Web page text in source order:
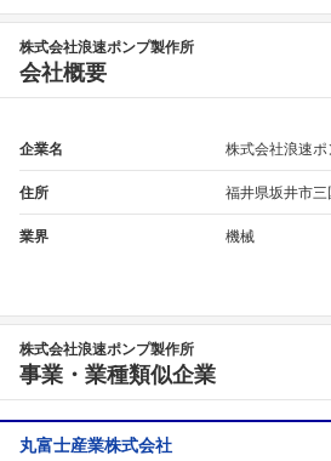
フォローしま
株式会社浪速ポンプ製作所
会社概要
企業名 株式会社浪速
住所 福井県坂井市
業界 機械
株式会社浪速ポンプ製作所
事業・業種類似企業
丸富士産業株式会社